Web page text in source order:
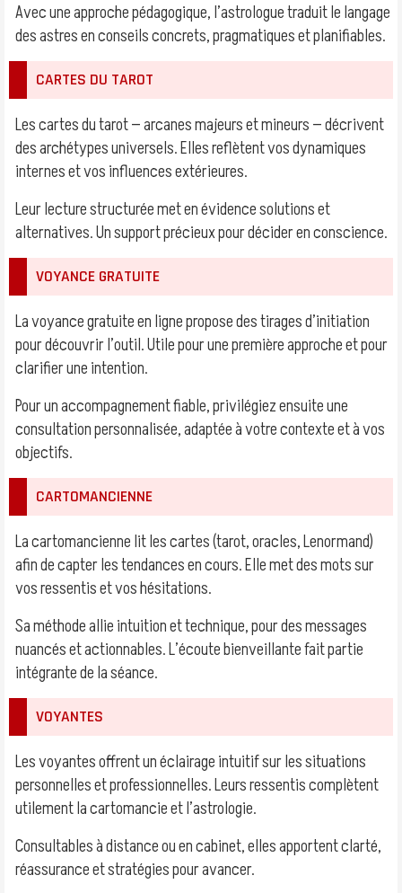
Avec une approche pédagogique, l’astrologue traduit le langage
des astres en conseils concrets, pragmatiques et planifiables.
CARTES DU TAROT
Les cartes du tarot — arcanes majeurs et mineurs — décrivent
des archétypes universels. Elles reflètent vos dynamiques
internes et vos influences extérieures.
Leur lecture structurée met en évidence solutions et
alternatives. Un support précieux pour décider en conscience.
VOYANCE GRATUITE
La voyance gratuite en ligne propose des tirages d’initiation
pour découvrir l’outil. Utile pour une première approche et pour
clarifier une intention.
Pour un accompagnement fiable, privilégiez ensuite une
consultation personnalisée, adaptée à votre contexte et à vos
objectifs.
CARTOMANCIENNE
La cartomancienne lit les cartes (tarot, oracles, Lenormand)
afin de capter les tendances en cours. Elle met des mots sur
vos ressentis et vos hésitations.
Sa méthode allie intuition et technique, pour des messages
nuancés et actionnables. L’écoute bienveillante fait partie
intégrante de la séance.
VOYANTES
Les voyantes offrent un éclairage intuitif sur les situations
personnelles et professionnelles. Leurs ressentis complètent
utilement la cartomancie et l’astrologie.
Consultables à distance ou en cabinet, elles apportent clarté,
réassurance et stratégies pour avancer.